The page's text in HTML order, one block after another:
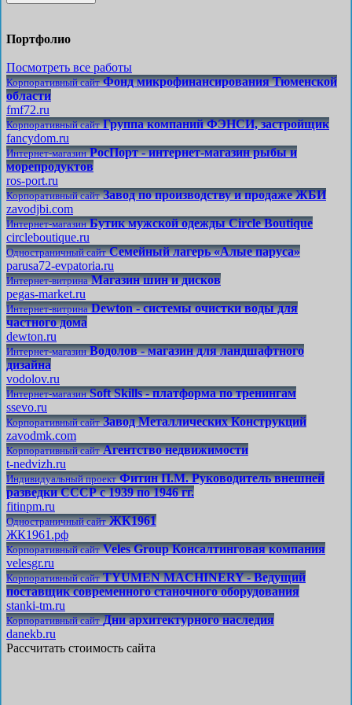
Портфолио
Посмотреть все работы
Корпоративный сайт Фонд микрофинансирования Тюменской
области
fmf72.ru
Корпоративный сайт Группа компаний ФЭНСИ, застройщик
fancydom.ru
Интернет-магазин РосПорт - интернет-магазин рыбы и
морепродуктов
ros-port.ru
Корпоративный сайт Завод по производству и продаже ЖБИ
zavodjbi.com
Интернет-магазин Бутик мужской одежды Circle Boutique
circleboutique.ru
Одностраничный сайт Семейный лагерь «Алые паруса»
parusa72-evpatoria.ru
Интернет-витрина Магазин шин и дисков
pegas-market.ru
Интернет-витрина Dewton - системы очистки воды для
частного дома
dewton.ru
Интернет-магазин Водолов - магазин для ландшафтного
дизайна
vodolov.ru
Интернет-магазин Soft Skills - платформа по тренингам
ssevo.ru
Корпоративный сайт Завод Металлических Конструкций
zavodmk.com
Корпоративный сайт Агентство недвижимости
t-nedvizh.ru
Индивидуальный проект Фитин П.М. Руководитель внешней
разведки СССР с 1939 по 1946 гг.
fitinpm.ru
Одностраничный сайт ЖК1961
ЖК1961.рф
Корпоративный сайт Veles Group Консалтинговая компания
velesgr.ru
Корпоративный сайт TYUMEN MACHINERY - Ведущий
поставщик современного станочного оборудования
stanki-tm.ru
Корпоративный сайт Дни архитектурного наследия
danekb.ru
Рассчитать стоимость сайта